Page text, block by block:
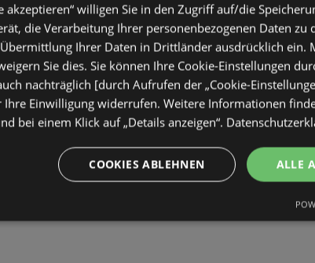
akzeptieren“ willigen Sie in den Zugriff auf/die
die Verarbeitung Ihrer personenbezogenen Daten zu
Ihrer Daten in Drittländer ausdrücklich ein.
Sie dies. Sie können Ihre Cookie-Einstellungen
nachträglich [durch Aufrufen der „Cookie-
Ihre Einwilligung widerrufen. Weitere Informationen
bei einem Klick auf „Details anzeigen“.
ALLE
COOKIES ABLEHNEN